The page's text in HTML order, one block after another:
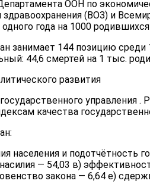
ООН по
здравоохранения (ВОЗ) и
одного года на 1000
занимает 144 позицию
44,6 смертей на 1 тыс.
развития
управления
качества
населения и подотчётность
— 54,03 в)
закона — 6,64 е)